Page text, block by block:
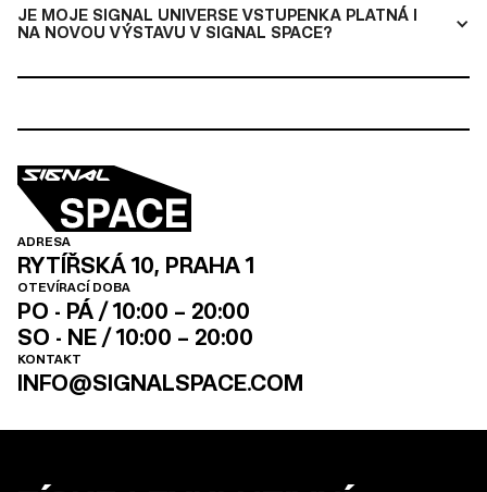
JE MOJE SIGNAL UNIVERSE VSTUPENKA PLATNÁ I
NA NOVOU VÝSTAVU V SIGNAL SPACE?
ADRESA
RYTÍŘSKÁ 10, PRAHA 1
OTEVÍRACÍ DOBA
PO - PÁ / 10:00 – 20:00
SO - NE / 10:00 – 20:00
KONTAKT
INFO@SIGNALSPACE.COM